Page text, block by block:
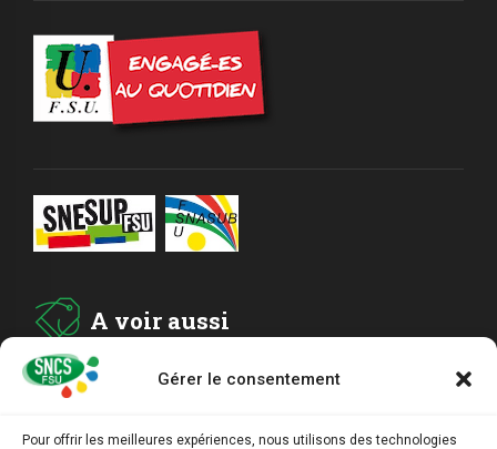
Gérer le consentement
Pour offrir les meilleures expériences, nous utilisons des technologies
A voir aussi
ADHESION